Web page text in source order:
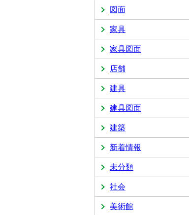
図面
家具
家具図面
店舗
建具
建具図面
建築
新着情報
未分類
社会
美術館